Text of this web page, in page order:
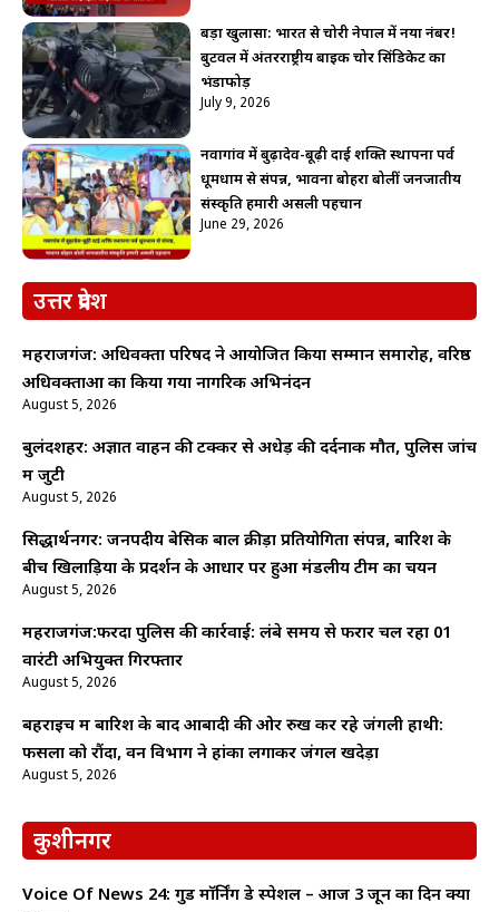
बड़ा खुलासा: भारत से चोरी नेपाल में नया नंबर!
बुटवल में अंतरराष्ट्रीय बाइक चोर सिंडिकेट का
भंडाफोड़
July 9, 2026
नवागांव में बुढ़ादेव-बूढ़ी दाई शक्ति स्थापना पर्व
धूमधाम से संपन्न, भावना बोहरा बोलीं जनजातीय
संस्कृति हमारी असली पहचान
June 29, 2026
उत्तर प्रदेश
महराजगंज: अधिवक्ता परिषद ने आयोजित किया सम्मान समारोह, वरिष्ठ
अधिवक्ताओं का किया गया नागरिक अभिनंदन
August 5, 2026
बुलंदशहर: अज्ञात वाहन की टक्कर से अधेड़ की दर्दनाक मौत, पुलिस जांच
में जुटी
August 5, 2026
सिद्धार्थनगर: जनपदीय बेसिक बाल क्रीड़ा प्रतियोगिता संपन्न, बारिश के
बीच खिलाड़ियों के प्रदर्शन के आधार पर हुआ मंडलीय टीम का चयन
August 5, 2026
महराजगंज:फरेंदा पुलिस की कार्रवाई: लंबे समय से फरार चल रहा 01
वारंटी अभियुक्त गिरफ्तार
August 5, 2026
बहराइच में बारिश के बाद आबादी की ओर रुख कर रहे जंगली हाथी:
फसलों को रौंदा, वन विभाग ने हांका लगाकर जंगल खदेड़ा
August 5, 2026
कुशीनगर
Voice Of News 24: गुड माॅर्निंग डे स्पेशल – आज 3 जून का दिन क्यों